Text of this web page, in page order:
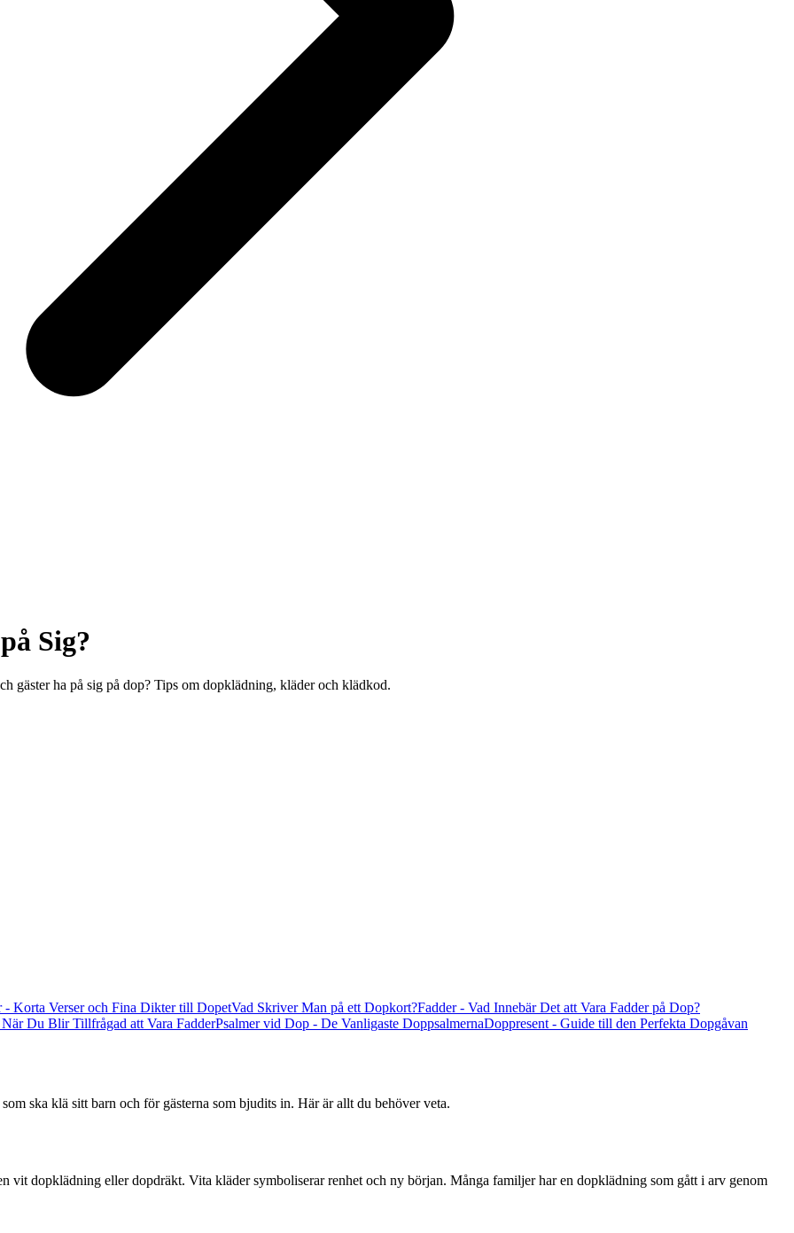
Sig?
gäster ha på sig på dop? Tips om dopklädning, kläder och klädkod.
- Korta Verser och Fina Dikter till DopetVad Skriver Man på ett Dopkort?Fadder - Vad Innebär Det att Vara Fadder på Dop?
Du Blir Tillfrågad att Vara FadderPsalmer vid Dop - De Vanligaste DoppsalmernaDoppresent - Guide till den Perfekta Dopgåvan
ska klä sitt barn och för gästerna som bjudits in. Här är allt du behöver veta.
vit dopklädning eller dopdräkt. Vita kläder symboliserar renhet och ny början. Många familjer har en dopklädning som gått i arv genom